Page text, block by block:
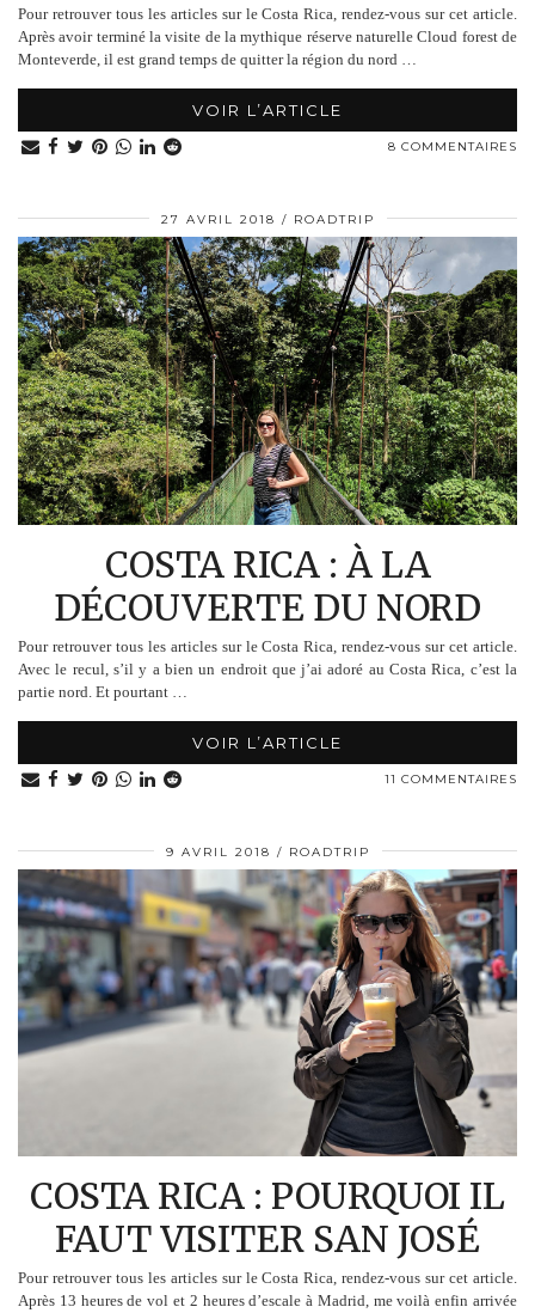
Pour retrouver tous les articles sur le Costa Rica, rendez-vous sur cet article.
Après avoir terminé la visite de la mythique réserve naturelle Cloud forest de
Monteverde, il est grand temps de quitter la région du nord …
VOIR L’ARTICLE
8 COMMENTAIRES
27 AVRIL 2018 ROADTRIP
COSTA RICA : À LA
DÉCOUVERTE DU NORD
Pour retrouver tous les articles sur le Costa Rica, rendez-vous sur cet article.
Avec le recul, s’il y a bien un endroit que j’ai adoré au Costa Rica, c’est la
partie nord. Et pourtant …
VOIR L’ARTICLE
11 COMMENTAIRES
9 AVRIL 2018 ROADTRIP
COSTA RICA : POURQUOI IL
FAUT VISITER SAN JOSÉ
Pour retrouver tous les articles sur le Costa Rica, rendez-vous sur cet article.
Après 13 heures de vol et 2 heures d’escale à Madrid, me voilà enfin arrivée